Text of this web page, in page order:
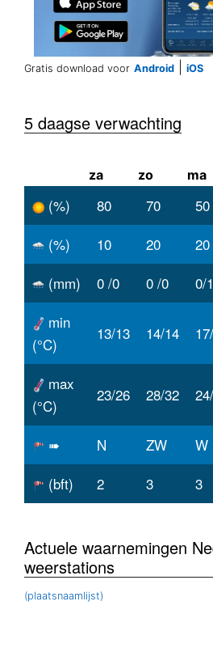
Gratis download voor Android iOS
5 daagse verwachting
za zo ma
(%) 80 70 50
(%)
10 20 20
(mm)
0 /0 0 /0 0/1
min
(°C)
13/13 14/14
max
(°C)
23/26 28/32
➠ N ZW W
(bft)
2 3 3
Actuele waarnemingen
weerstations
(plaatsnaamlijst)